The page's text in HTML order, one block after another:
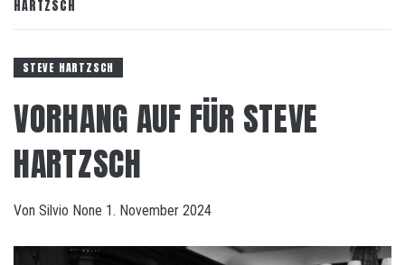
HARTZSCH
STEVE HARTZSCH
VORHANG AUF FÜR STEVE
HARTZSCH
Von Silvio None 1. November 2024